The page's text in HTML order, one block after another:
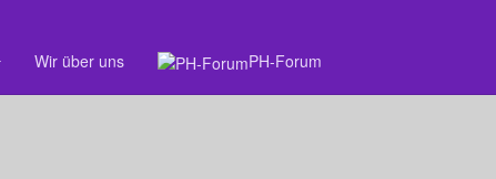
Wir über uns PH-Forum